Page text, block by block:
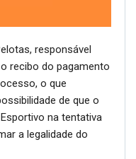
responsável
recibo do pagamento
o que
de que o
na tentativa
a legalidade do